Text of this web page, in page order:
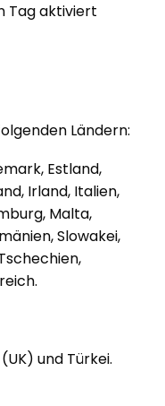
Tag aktiviert
Ländern:
Estland,
Irland, Italien,
Malta,
Slowakei,
und Türkei.